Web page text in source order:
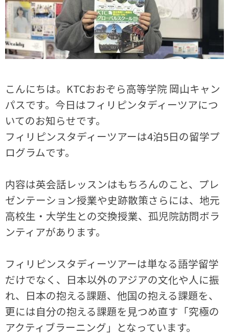
こんにちは。KTCおおぞら高等学院 岡山キャン
パスです。今日はフィリピンタディーツアにつ
いてのお知らせです。
フィリピンスタディーツアーは4泊5日の留学プ
ログラムです。
内容は英会話レッスンはもちろんのこと、プレ
ゼンテーション授業や史跡散策さらには、地元
高校生・大学生との交換授業、孤児院訪問ボラ
ンティアがあります。
フィリピンスタディーツアーは単なる語学留学
だけでなく、日本以外のアジアの文化や人に振
れ、日本の抱える課題、他国の抱える課題を、
更には自分の抱える課題を見つめ直す「究極の
アクティブラーニング」となっています。